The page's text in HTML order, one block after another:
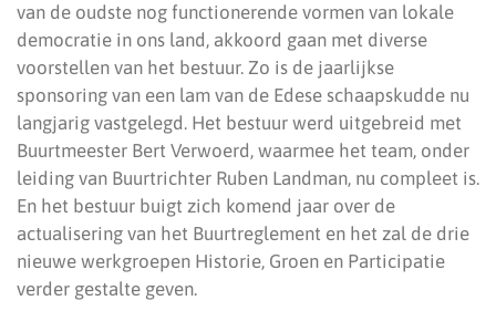
van de oudste nog functionerende vormen van lokale
democratie in ons land, akkoord gaan met diverse
voorstellen van het bestuur. Zo is de jaarlijkse
sponsoring van een lam van de Edese schaapskudde nu
langjarig vastgelegd. Het bestuur werd uitgebreid met
Buurtmeester Bert Verwoerd, waarmee het team, onder
leiding van Buurtrichter Ruben Landman, nu compleet is.
En het bestuur buigt zich komend jaar over de
actualisering van het Buurtreglement en het zal de drie
nieuwe werkgroepen Historie, Groen en Participatie
verder gestalte geven.